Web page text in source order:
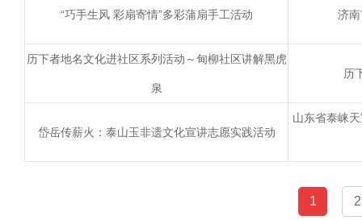
“巧手生风 彩扇寄情”多彩蒲扇手工活动 济
历下者地名文化进社区系列活动～甸柳社区讲解黑虎
泉
历
岱岳传薪火：泰山玉非遗文化宣讲志愿实践活动
山东省泰崃
1 2